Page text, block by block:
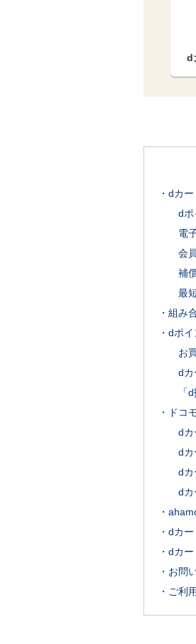
d
dカー
dポ
電
会
補
最
組み
dポイ
お
dカ
「
ドコ
dカ
dカ
dカ
dカ
dカー
dカー
お問
ご利